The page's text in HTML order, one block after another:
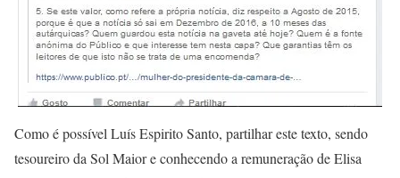
Como é possível Luís Espirito Santo, partilhar este texto, sendo
tesoureiro da Sol Maior e conhecendo a remuneração de Elisa